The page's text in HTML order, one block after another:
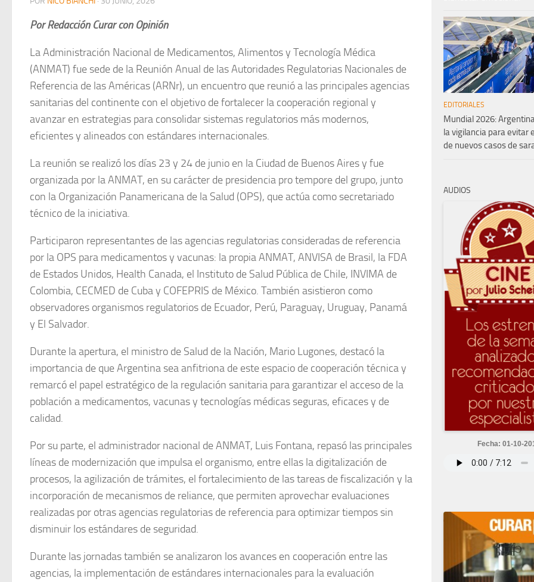
Por Redacción Curar con Opinión
La Administración Nacional de Medicamentos, Alimentos y Tecnología Médica
(ANMAT) fue sede de la Reunión Anual de las Autoridades Regulatorias Nacionales de
Referencia de las Américas (ARNr), un encuentro que reunió a las principales agencias
sanitarias del continente con el objetivo de fortalecer la cooperación regional y
avanzar en estrategias para consolidar sistemas regulatorios más modernos,
eficientes y alineados con estándares internacionales.
La reunión se realizó los días 23 y 24 de junio en la Ciudad de Buenos Aires y fue
organizada por la ANMAT, en su carácter de presidencia pro tempore del grupo, junto
con la Organización Panamericana de la Salud (OPS), que actúa como secretariado
técnico de la iniciativa.
Participaron representantes de las agencias regulatorias consideradas de referencia
por la OPS para medicamentos y vacunas: la propia ANMAT, ANVISA de Brasil, la FDA
de Estados Unidos, Health Canada, el Instituto de Salud Pública de Chile, INVIMA de
Colombia, CECMED de Cuba y COFEPRIS de México. También asistieron como
observadores organismos regulatorios de Ecuador, Perú, Paraguay, Uruguay, Panamá
y El Salvador.
Durante la apertura, el ministro de Salud de la Nación, Mario Lugones, destacó la
importancia de que Argentina sea anfitriona de este espacio de cooperación técnica y
remarcó el papel estratégico de la regulación sanitaria para garantizar el acceso de la
población a medicamentos, vacunas y tecnologías médicas seguras, eficaces y de
calidad.
Por su parte, el administrador nacional de ANMAT, Luis Fontana, repasó las principales
líneas de modernización que impulsa el organismo, entre ellas la digitalización de
procesos, la agilización de trámites, el fortalecimiento de las tareas de fiscalización y la
incorporación de mecanismos de reliance, que permiten aprovechar evaluaciones
realizadas por otras agencias regulatorias de referencia para optimizar tiempos sin
disminuir los estándares de seguridad.
Durante las jornadas también se analizaron los avances en cooperación entre las
agencias, la implementación de estándares internacionales para la evaluación
EDITORIALES
Mundial 2026:
la vigilancia para evitar
de nuevos casos de
AUDIOS
Fecha: 01-10-